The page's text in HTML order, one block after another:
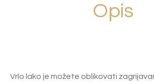
Opis
Vrlo lako je možete oblikovati